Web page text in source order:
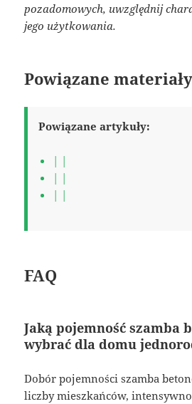
pozadomowych, uwzględnij
jego użytkowania.
Powiązane materiały
Powiązane artykuły:
| |
| |
| |
FAQ
Jaką pojemność szamba
wybrać dla domu
Dobór pojemności szamba
liczby mieszkańców,